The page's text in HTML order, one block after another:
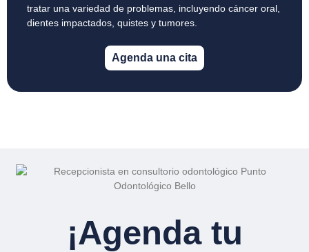
tratar una variedad de problemas, incluyendo cáncer oral,
dientes impactados, quistes y tumores.
Agenda una cita
¡Agenda tu